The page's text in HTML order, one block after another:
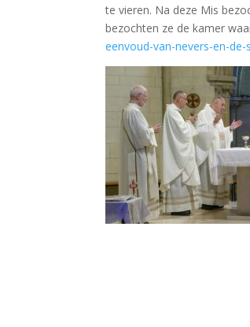
te vieren. Na deze Mis
bezochten ze de kamer
eenvoud-van-nevers-en-